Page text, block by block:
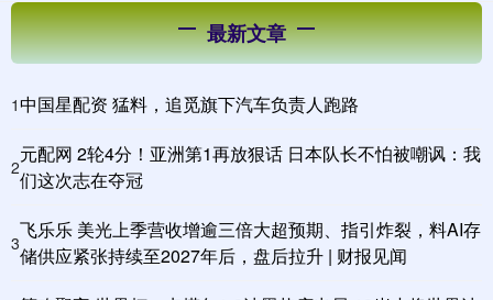
最新文章
1中国星配资 猛料，追觅旗下汽车负责人跑路
2
元配网 2轮4分！亚洲第1再放狠话 日本队长不怕被嘲讽：我
们这次志在夺冠
3
飞乐乐 美光上季营收增逾三倍大超预期、指引炸裂，料AI存
储供应紧张持续至2027年后，盘后拉升 | 财报见闻